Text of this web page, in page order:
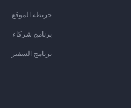
خريطة الموقع
برنامج شركاء
برنامج السفير